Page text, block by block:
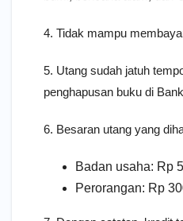
4. Tidak mampu
5. Utang sudah jatuh
penghapusan buku di
6. Besaran utang yang
Badan usaha: Rp
Perorangan: Rp